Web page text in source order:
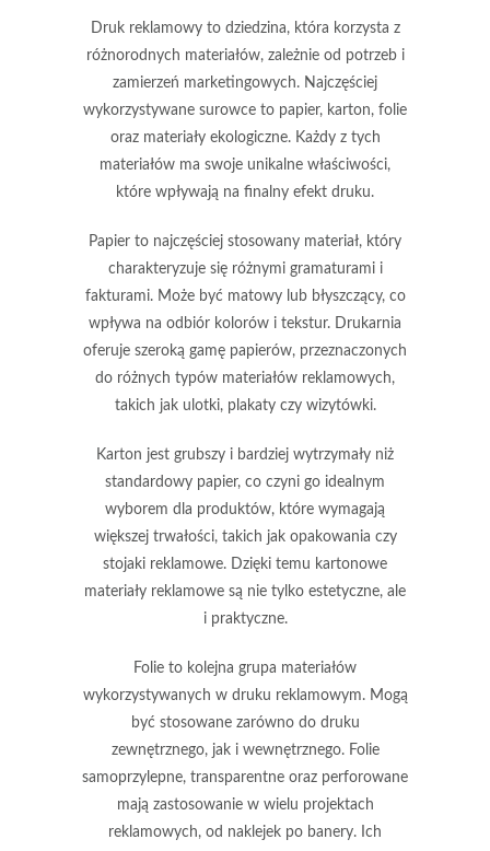
Druk reklamowy to dziedzina, która korzysta z
różnorodnych materiałów, zależnie od potrzeb i
zamierzeń marketingowych. Najczęściej
wykorzystywane surowce to papier, karton, folie
oraz materiały ekologiczne. Każdy z tych
materiałów ma swoje unikalne właściwości,
które wpływają na finalny efekt druku.
Papier to najczęściej stosowany materiał, który
charakteryzuje się różnymi gramaturami i
fakturami. Może być matowy lub błyszczący, co
wpływa na odbiór kolorów i tekstur. Drukarnia
oferuje szeroką gamę papierów, przeznaczonych
do różnych typów materiałów reklamowych,
takich jak ulotki, plakaty czy wizytówki.
Karton jest grubszy i bardziej wytrzymały niż
standardowy papier, co czyni go idealnym
wyborem dla produktów, które wymagają
większej trwałości, takich jak opakowania czy
stojaki reklamowe. Dzięki temu kartonowe
materiały reklamowe są nie tylko estetyczne, ale
i praktyczne.
Folie to kolejna grupa materiałów
wykorzystywanych w druku reklamowym. Mogą
być stosowane zarówno do druku
zewnętrznego, jak i wewnętrznego. Folie
samoprzylepne, transparentne oraz perforowane
mają zastosowanie w wielu projektach
reklamowych, od naklejek po banery. Ich